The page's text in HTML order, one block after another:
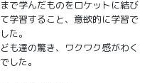
まで学んだものをロケットに結び
学習すること、意欲的に学習で
た。
ども達の驚き、ワクワク感がわく
した。